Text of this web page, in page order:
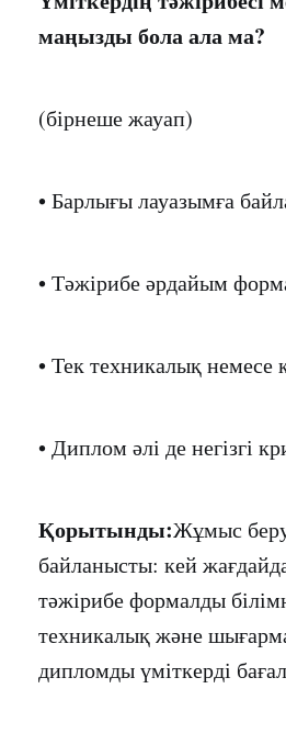
маңызды бола ала ма?
(бірнеше жауап)
• Барлығы лауазымға
• Тәжірибе әрдайым
• Тек техникалық немесе
• Диплом әлі де негізгі
Қорытынды:Жұмыс
байланысты: кей
тәжірибе формалды
техникалық және
дипломды үміткерді